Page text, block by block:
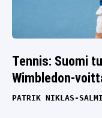
Tennis: Suomi
Wimbledon-
PATRIK NIKLAS-